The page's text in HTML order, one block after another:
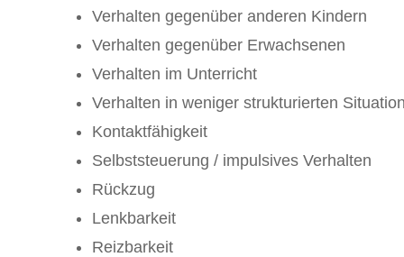
Verhalten gegenüber anderen Kindern
Verhalten gegenüber Erwachsenen
Verhalten im Unterricht
Verhalten in weniger strukturierten
Kontaktfähigkeit
Selbststeuerung / impulsives Verhalten
Rückzug
Lenkbarkeit
Reizbarkeit